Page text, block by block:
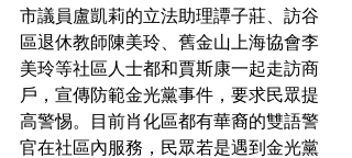
市議員盧凱莉的立法助理譚子莊、訪谷
區退休教師陳美玲、舊金山上海協會李
美玲等社區人士都和賈斯康一起走訪商
戶，宣傳防範金光黨事件，要求民眾提
高警惕。目前肖化區都有華裔的雙語警
官在社區內服務，民眾若是遇到金光黨